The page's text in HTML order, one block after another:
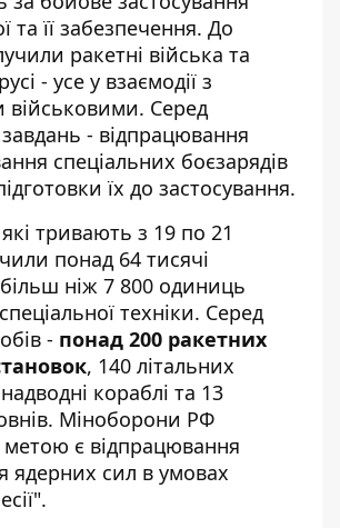
та її забезпечення. До
ракетні війська та
- усе у взаємодії з
військовими. Серед
- відпрацювання
спеціальних боєзарядів
їх до застосування.
тривають з 19 по 21
понад 64 тисячі
ніж 7 800 одиниць
техніки. Серед
- понад 200 ракетних
, 140 літальних
кораблі та 13
Міноборони РФ
є відпрацювання
ядерних сил в умовах